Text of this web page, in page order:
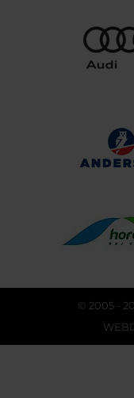
© 2005 -